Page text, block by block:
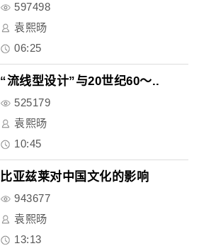
597498
袁熙旸
06:25
“流线型设计”与20世纪60～..
525179
袁熙旸
10:45
比亚兹莱对中国文化的影响
943677
袁熙旸
13:13